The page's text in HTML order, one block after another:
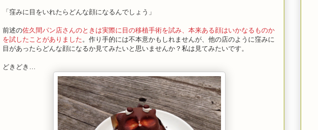
「窪みに目をいれたらどんな顔になるんでしょう」
前述の佐久間パン店さんのときは実際に目の移植手術を試み、本来ある顔はいかなるものか
を試したことがありました。作り手的には不本意かもしれませんが、他の店のように窪みに
目があったらどんな顔になるか見てみたいと思いませんか？私は見てみたいです。
どきどき…